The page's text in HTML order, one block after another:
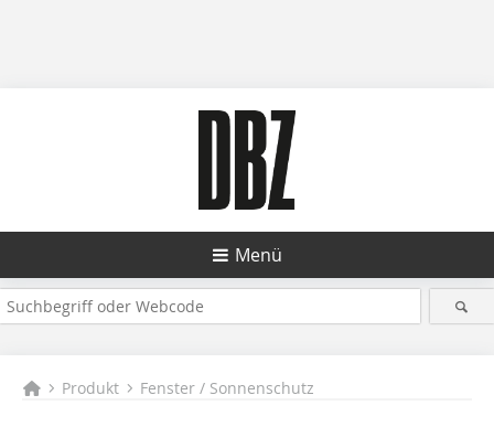
Menü
Produkt Fenster / Sonnenschutz